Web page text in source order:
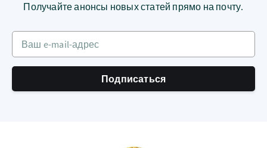
Получайте анонсы новых статей прямо на почту.
Ваш e-mail-адрес
Подписаться